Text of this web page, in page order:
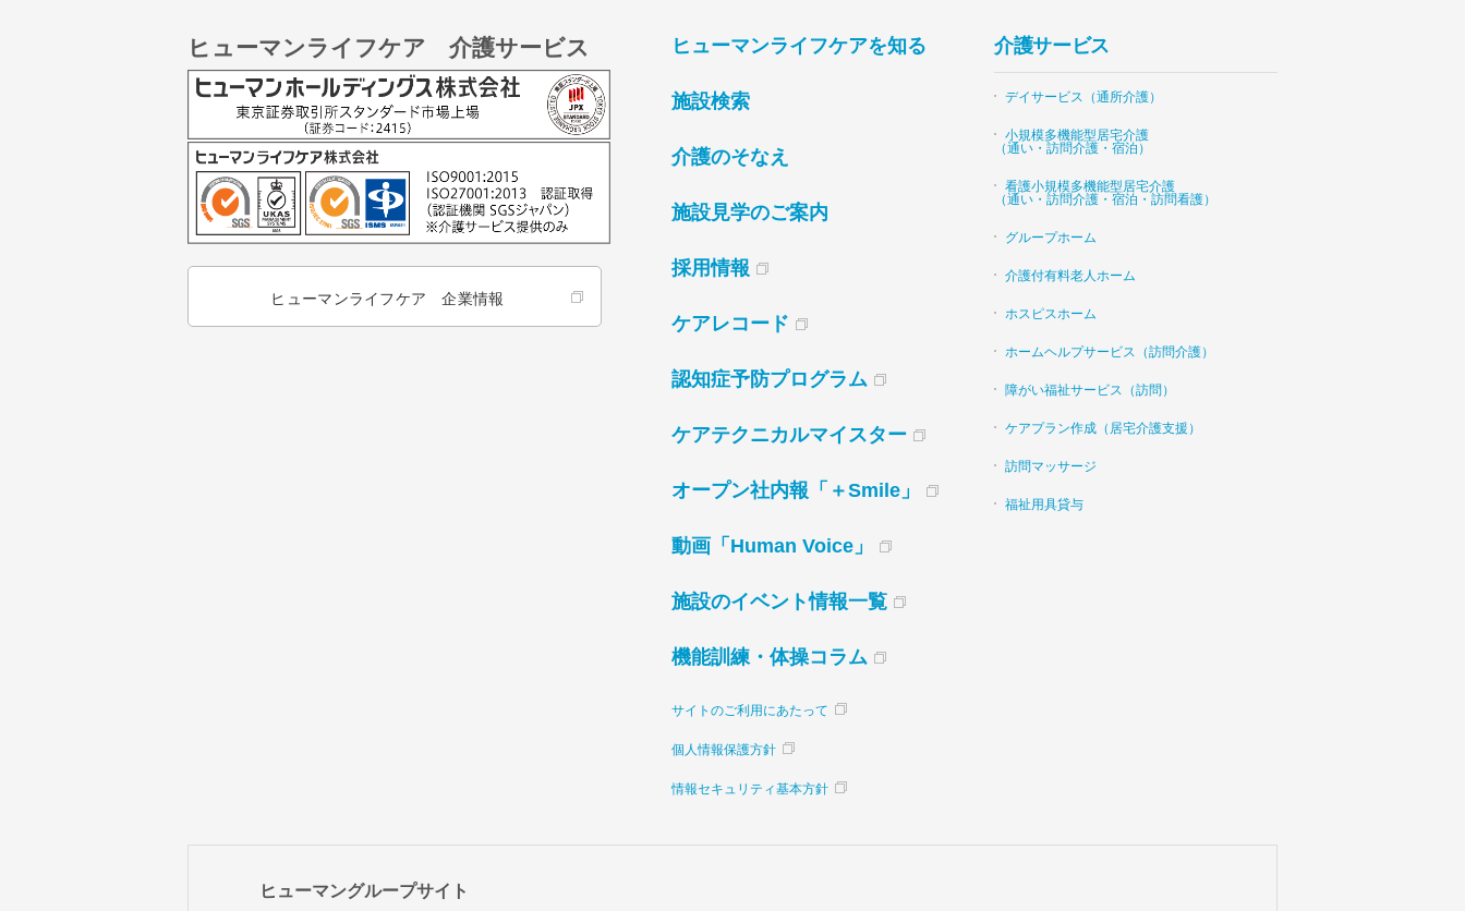
ヒューマンライフケア 介護サービス
ヒューマンライフケア 企業情報
ヒューマンライフケアを知る
施設検索
介護のそなえ
施設見学のご案内
採用情報
ケアレコード
認知症予防プログラム
ケアテクニカルマイスター
オープン社内報「＋Smile」
動画「Human Voice」
施設のイベント情報一覧
機能訓練・体操コラム
サイトのご利用にあたって
個人情報保護方針
情報セキュリティ基本方針
介護サービス
デイサービス（通所介護）
小規模多機能型居宅介護
（通い・訪問介護・宿泊）
看護小規模多機能型居宅介護
（通い・訪問介護・宿泊・訪問看護）
グループホーム
介護付有料老人ホーム
ホスピスホーム
ホームヘルプサービス（訪問介護）
障がい福祉サービス（訪問）
ケアプラン作成（居宅介護支援）
訪問マッサージ
福祉用具貸与
ヒューマングループサイト